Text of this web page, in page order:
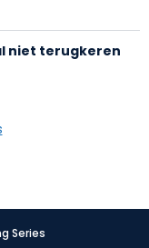
niet terugkeren
Series